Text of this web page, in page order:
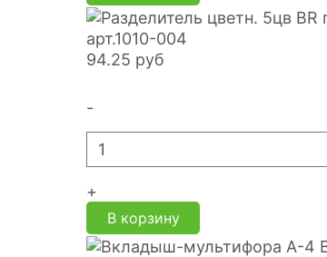
арт.1010-004
94.25 руб
-
+
В корзину